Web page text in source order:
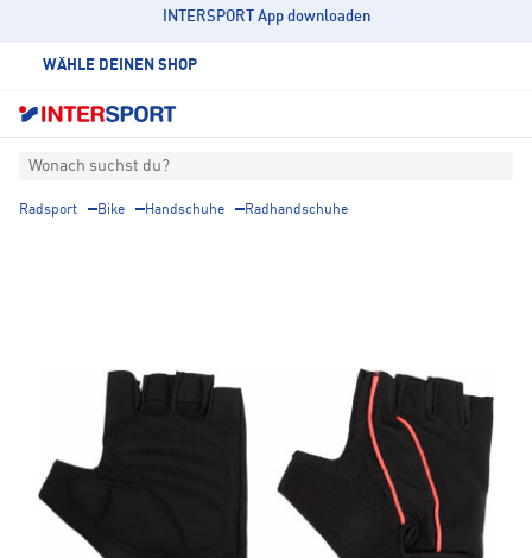
INTERSPORT App downloaden
WÄHLE DEINEN SHOP
Wonach suchst du?
Radsport Bike Handschuhe Radhandschuhe